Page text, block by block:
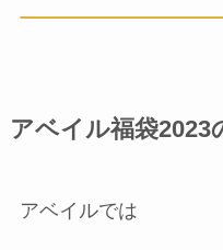
アベイル福袋2023
アベイルでは